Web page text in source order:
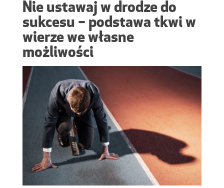
Nie ustawaj w drodze do
sukcesu – podstawa tkwi w
wierze we własne
możliwości